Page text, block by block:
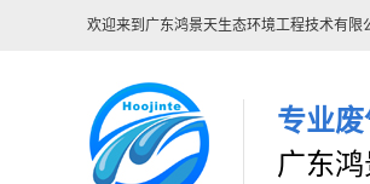
欢迎来到广东鸿景天生态环境工程技术有限
专业
广东